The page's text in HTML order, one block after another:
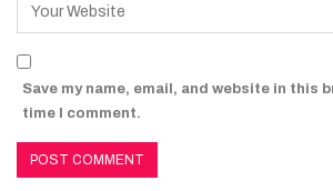
Save my name, email, and website in this
time I comment.